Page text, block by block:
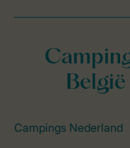
Campings Nederland